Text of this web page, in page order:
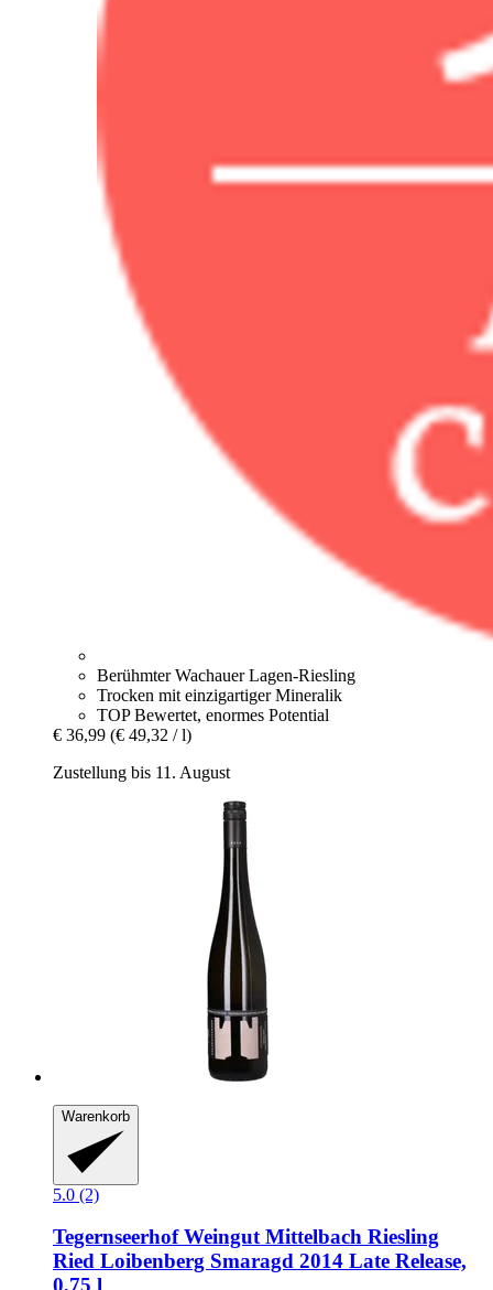
Berühmter Wachauer Lagen-Riesling
Trocken mit einzigartiger Mineralik
TOP Bewertet, enormes Potential
€ 36,99 (€ 49,32 / l)
Zustellung bis 11. August
Warenkorb
5.0 (2)
Tegernseerhof Weingut Mittelbach Riesling
Ried Loibenberg Smaragd 2014 Late Release,